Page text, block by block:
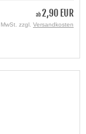
ab2,90 EUR
zzgl. Versandkosten